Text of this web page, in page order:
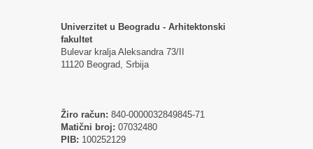
Univerzitet u Beogradu - Arhitektonski
fakultet
Bulevar kralja Aleksandra 73/II
11120 Beograd, Srbija
Žiro račun: 840-0000032849845-71
Matični broj: 07032480
PIB: 100252129